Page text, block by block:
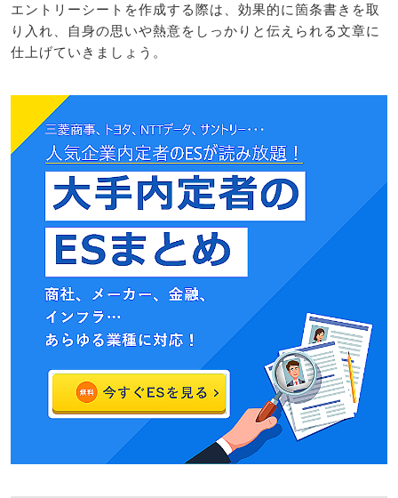
エントリーシートを作成する際は、効果的に箇条書きを取
り入れ、自身の思いや熱意をしっかりと伝えられる文章に
仕上げていきましょう。